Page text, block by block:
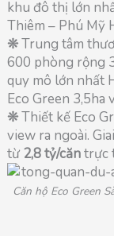
khu đô thị lớn
Thiêm – Phú Mỹ
❊Trung tâm
600 phòng rộng
quy mô lớn nhất
Eco Green 3,5ha
❊Thiết kế Eco
view ra ngoài.
từ 2,8 tỷ/căntrực
Căn hộ Eco Green